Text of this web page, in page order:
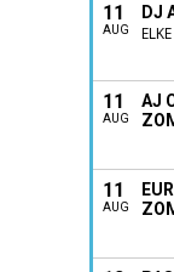
11
AUG
DJ
11
AUG
AJ
11
AUG